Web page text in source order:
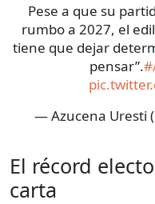
Pese a que su
rumbo a 2027, el
tiene que dejar
pensar”.
— Azucena Uresti
El récord
carta